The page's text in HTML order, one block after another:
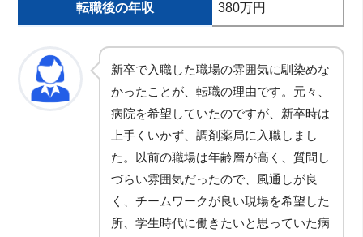
転職後の年収 380万円
新卒で入職した職場の雰囲気に馴染めな
かったことが、転職の理由です。元々、
病院を希望していたのですが、新卒時は
上手くいかず、調剤薬局に入職しまし
た。以前の職場は年齢層が高く、質問し
づらい雰囲気だったので、風通しが良
く、チームワークが良い現場を希望した
所、学生時代に働きたいと思っていた病